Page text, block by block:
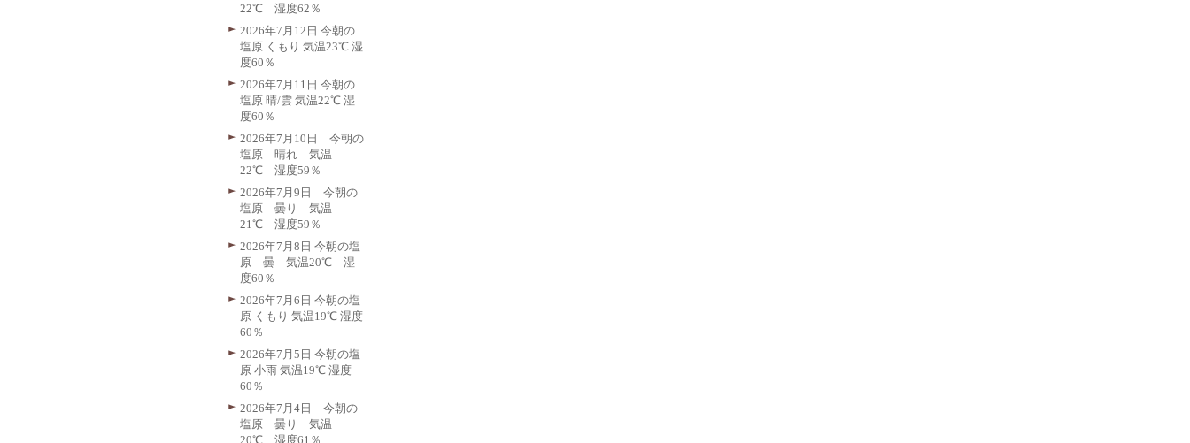
22℃ 湿度62％
2026年7月12日 今朝の
塩原 くもり 気温23℃ 湿
度60％
2026年7月11日 今朝の
塩原 晴/雲 気温22℃ 湿
度60％
2026年7月10日 今朝の
塩原 晴れ 気温
22℃ 湿度59％
2026年7月9日 今朝の
塩原 曇り 気温
21℃ 湿度59％
2026年7月8日 今朝の塩
原 曇 気温20℃ 湿
度60％
2026年7月6日 今朝の塩
原 くもり 気温19℃ 湿度
60％
2026年7月5日 今朝の塩
原 小雨 気温19℃ 湿度
60％
2026年7月4日 今朝の
塩原 曇り 気温
20℃ 湿度61％